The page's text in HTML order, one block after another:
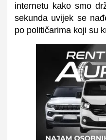
internetu kako smo
sekunda uvijek se
po političarima koji su